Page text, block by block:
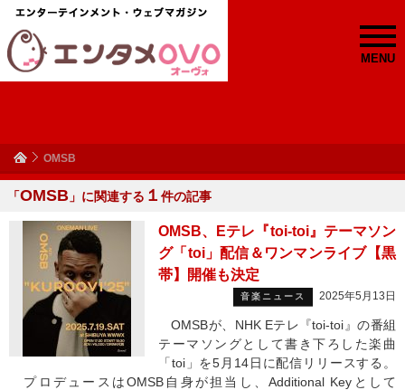
MENU
OMSB
「OMSB 」に関連する １ 件の記事
OMSB、Eテレ『toi-toi』テーマソン
グ「toi」配信＆ワンマンライブ【黒
帯】開催も決定
音楽ニュース 2025年5月13日
OMSBが、NHK Eテレ『toi-toi』の番組
テーマソングとして書き下ろした楽曲
「toi」を5月14日に配信リリースする。
プロデュースはOMSB自身が担当し、Additional Keyとして